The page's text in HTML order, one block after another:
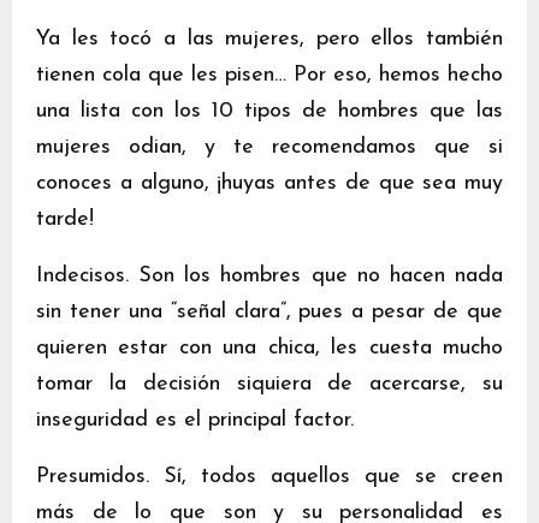
Ya les tocó a las mujeres, pero ellos también
tienen cola que les pisen… Por eso, hemos hecho
una lista con los 10 tipos de hombres que las
mujeres odian, y te recomendamos que si
conoces a alguno, ¡huyas antes de que sea muy
tarde!
Indecisos. Son los hombres que no hacen nada
sin tener una “señal clara”, pues a pesar de que
quieren estar con una chica, les cuesta mucho
tomar la decisión siquiera de acercarse, su
inseguridad es el principal factor.
Presumidos. Sí, todos aquellos que se creen
más de lo que son y su personalidad es